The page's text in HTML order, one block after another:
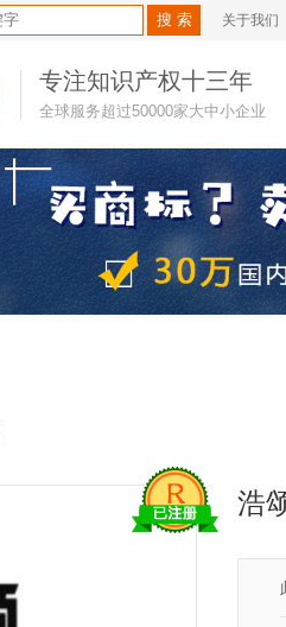
关于我们
专注知识产权十三年
全球服务超过50000家大中小企业
浩